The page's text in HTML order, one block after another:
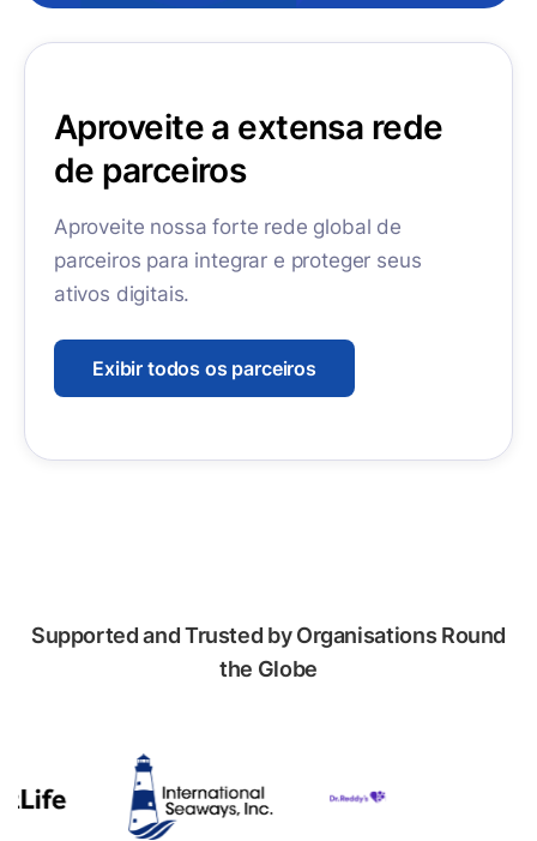
Aproveite a extensa rede
de parceiros
Aproveite nossa forte rede global de
parceiros para integrar e proteger seus
ativos digitais.
Exibir todos os parceiros
Supported and Trusted by Organisations Round
the Globe